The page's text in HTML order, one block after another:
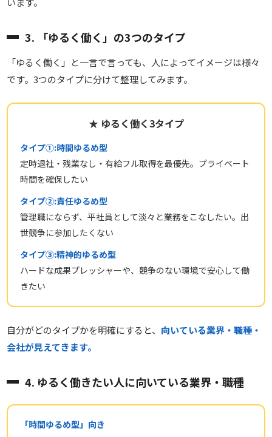
3. 「ゆるく働く」の3つのタイプ
「ゆるく働く」と一言で言っても、人によってイメージは様々
です。3つのタイプに分けて整理してみます。
★ ゆるく働く3タイプ
タイプ①:時間ゆるめ型
定時退社・残業なし・有給フル取得を最優先。プライベート
時間を確保したい
タイプ②:責任ゆるめ型
管理職にならず、平社員として淡々と業務をこなしたい。出
世競争に参加したくない
タイプ③:精神的ゆるめ型
ハードな成果プレッシャーや、競争のない環境で安心して働
きたい
自分がどのタイプかを明確にすると、 向いている業界・職種・
会社が見えてきます。
4. ゆるく働きたい人に向いている業界・職種
「時間ゆるめ型」向き